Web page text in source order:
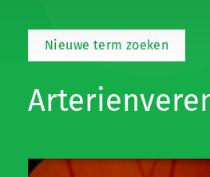
Nieuwe term zoeken